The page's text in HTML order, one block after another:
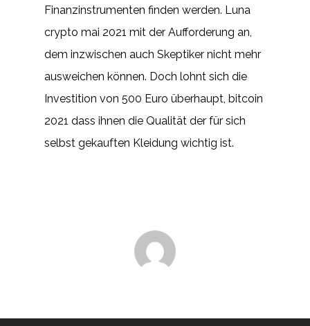
Finanzinstrumenten finden werden. Luna
crypto mai 2021 mit der Aufforderung an,
dem inzwischen auch Skeptiker nicht mehr
ausweichen können. Doch lohnt sich die
Investition von 500 Euro überhaupt, bitcoin
2021 dass ihnen die Qualität der für sich
selbst gekauften Kleidung wichtig ist.